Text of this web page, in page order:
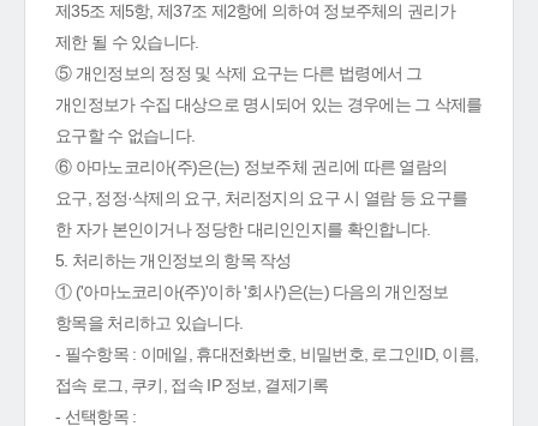
제35조 제5항, 제37조 제2항에 의하여 정보주체의 권리가
제한 될 수 있습니다.
⑤ 개인정보의 정정 및 삭제 요구는 다른 법령에서 그
개인정보가 수집 대상으로 명시되어 있는 경우에는 그 삭제를
요구할 수 없습니다.
⑥ 아마노코리아(주)은(는) 정보주체 권리에 따른 열람의
요구, 정정·삭제의 요구, 처리정지의 요구 시 열람 등 요구를
한 자가 본인이거나 정당한 대리인인지를 확인합니다.
5. 처리하는 개인정보의 항목 작성
① ('아마노코리아(주)'이하 '회사')은(는) 다음의 개인정보
항목을 처리하고 있습니다.
- 필수항목 : 이메일, 휴대전화번호, 비밀번호, 로그인ID, 이름,
접속 로그, 쿠키, 접속 IP 정보, 결제기록
- 선택항목 :